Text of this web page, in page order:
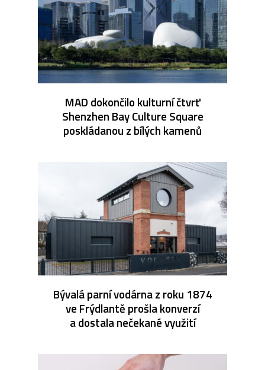
MAD dokončilo kulturní čtvrť
Shenzhen Bay Culture Square
poskládanou z bílých kamenů
Bývalá parní vodárna z roku 1874
ve Frýdlantě prošla konverzí
a dostala nečekané využití